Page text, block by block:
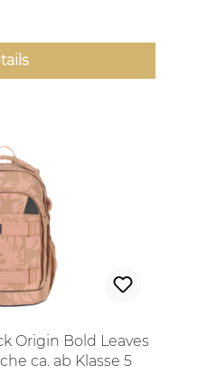
Origin Bold Leaves
ca. ab Klasse 5